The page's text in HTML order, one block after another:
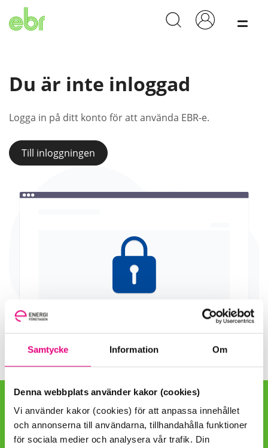
Samtycke Information Om
Denna webbplats använder kakor (cookies)
Vi använder kakor (cookies) för att anpassa innehållet
och annonserna till användarna, tillhandahålla funktioner
för sociala medier och analysera vår trafik. Din
Meny
Du är inte inloggad
Logga in på ditt konto för att använda EBR-e.
Till inloggningen
Hitta snabbt